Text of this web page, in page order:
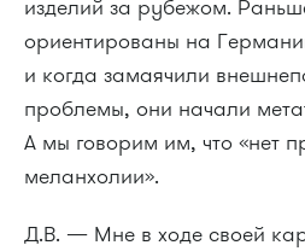
изделий за рубежом.
ориентированы на
и когда замаячили
проблемы, они начали
А мы говорим им, что «нет
меланхолии».
Д.В. — Мне в ходе своей